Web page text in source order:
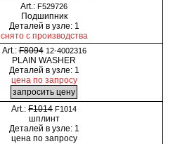
Art.: F529726
Подшипник
Деталей в узле: 1
снято с производства
Art.:F8094 12-4002316
PLAIN WASHER
Деталей в узле: 1
цена по запросу
Art.: F1014 F1014
шплинт
Деталей в узле: 1
цена по запросу